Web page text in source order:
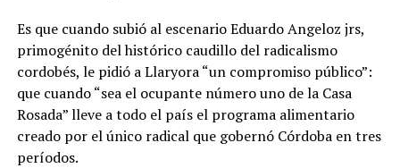
Es que cuando subió al escenario Eduardo Angeloz jrs,
primogénito del histórico caudillo del radicalismo
cordobés, le pidió a Llaryora “un compromiso público”:
que cuando “sea el ocupante número uno de la Casa
Rosada” lleve a todo el país el programa alimentario
creado por el único radical que gobernó Córdoba en tres
períodos.